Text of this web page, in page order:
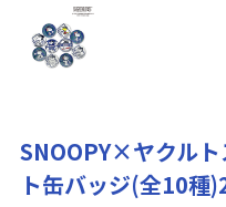
SNOOPY×ヤクル
ト缶バッジ(全10種